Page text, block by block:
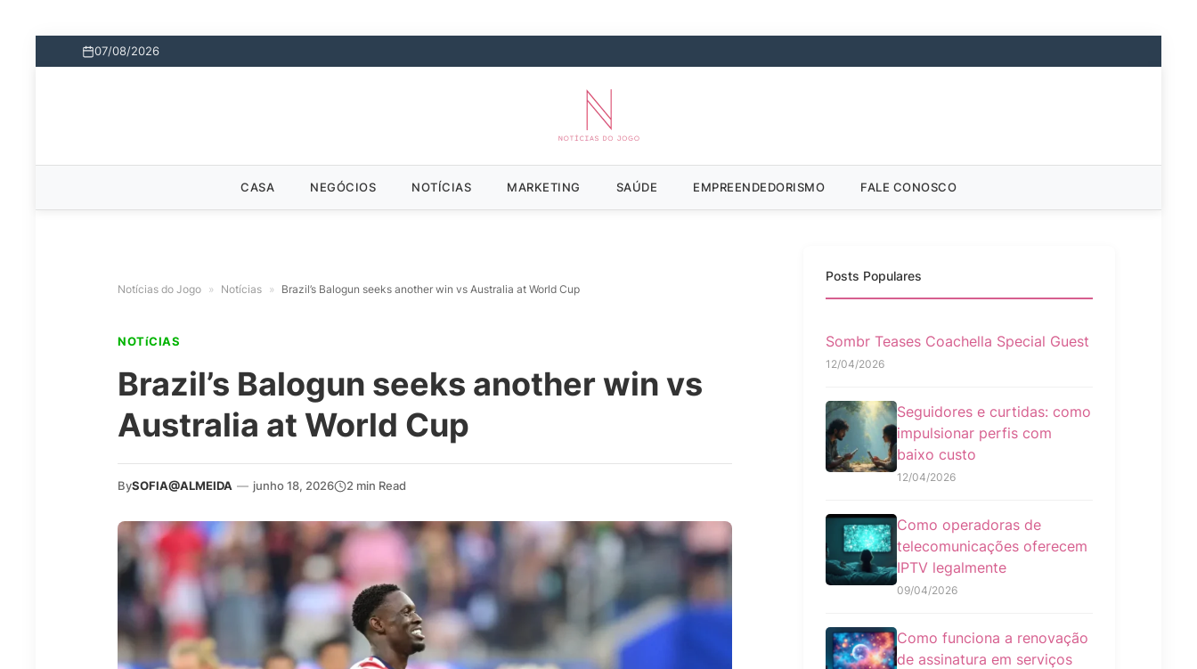
07/08/2026
CASA NEGÓCIOS NOTÍCIAS MARKETING SAÚDE EMPREENDEDORISMO FALE CONOSCO
Notícias do Jogo » Notícias » Brazil’s Balogun seeks another win vs Australia at World Cup
NOTíCIAS
Brazil’s Balogun seeks another win vs
Australia at World Cup
BySOFIA@ALMEIDA — junho 18, 2026 2 min Read
Posts Populares
Sombr Teases Coachella Special Guest
12/04/2026
Seguidores e curtidas: como
impulsionar perfis com
baixo custo
12/04/2026
Como operadoras de
telecomunicações oferecem
IPTV legalmente
09/04/2026
Como funciona a renovação
de assinatura em serviços